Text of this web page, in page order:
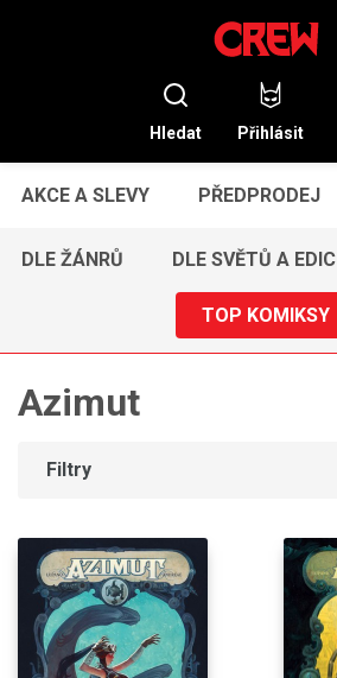
Hledat Přihlásit
AKCE A SLEVY PŘEDPRODEJ
DLE ŽÁNRŮ DLE SVĚTŮ A EDIC
TOP KOMIKSY
Azimut
Filtry